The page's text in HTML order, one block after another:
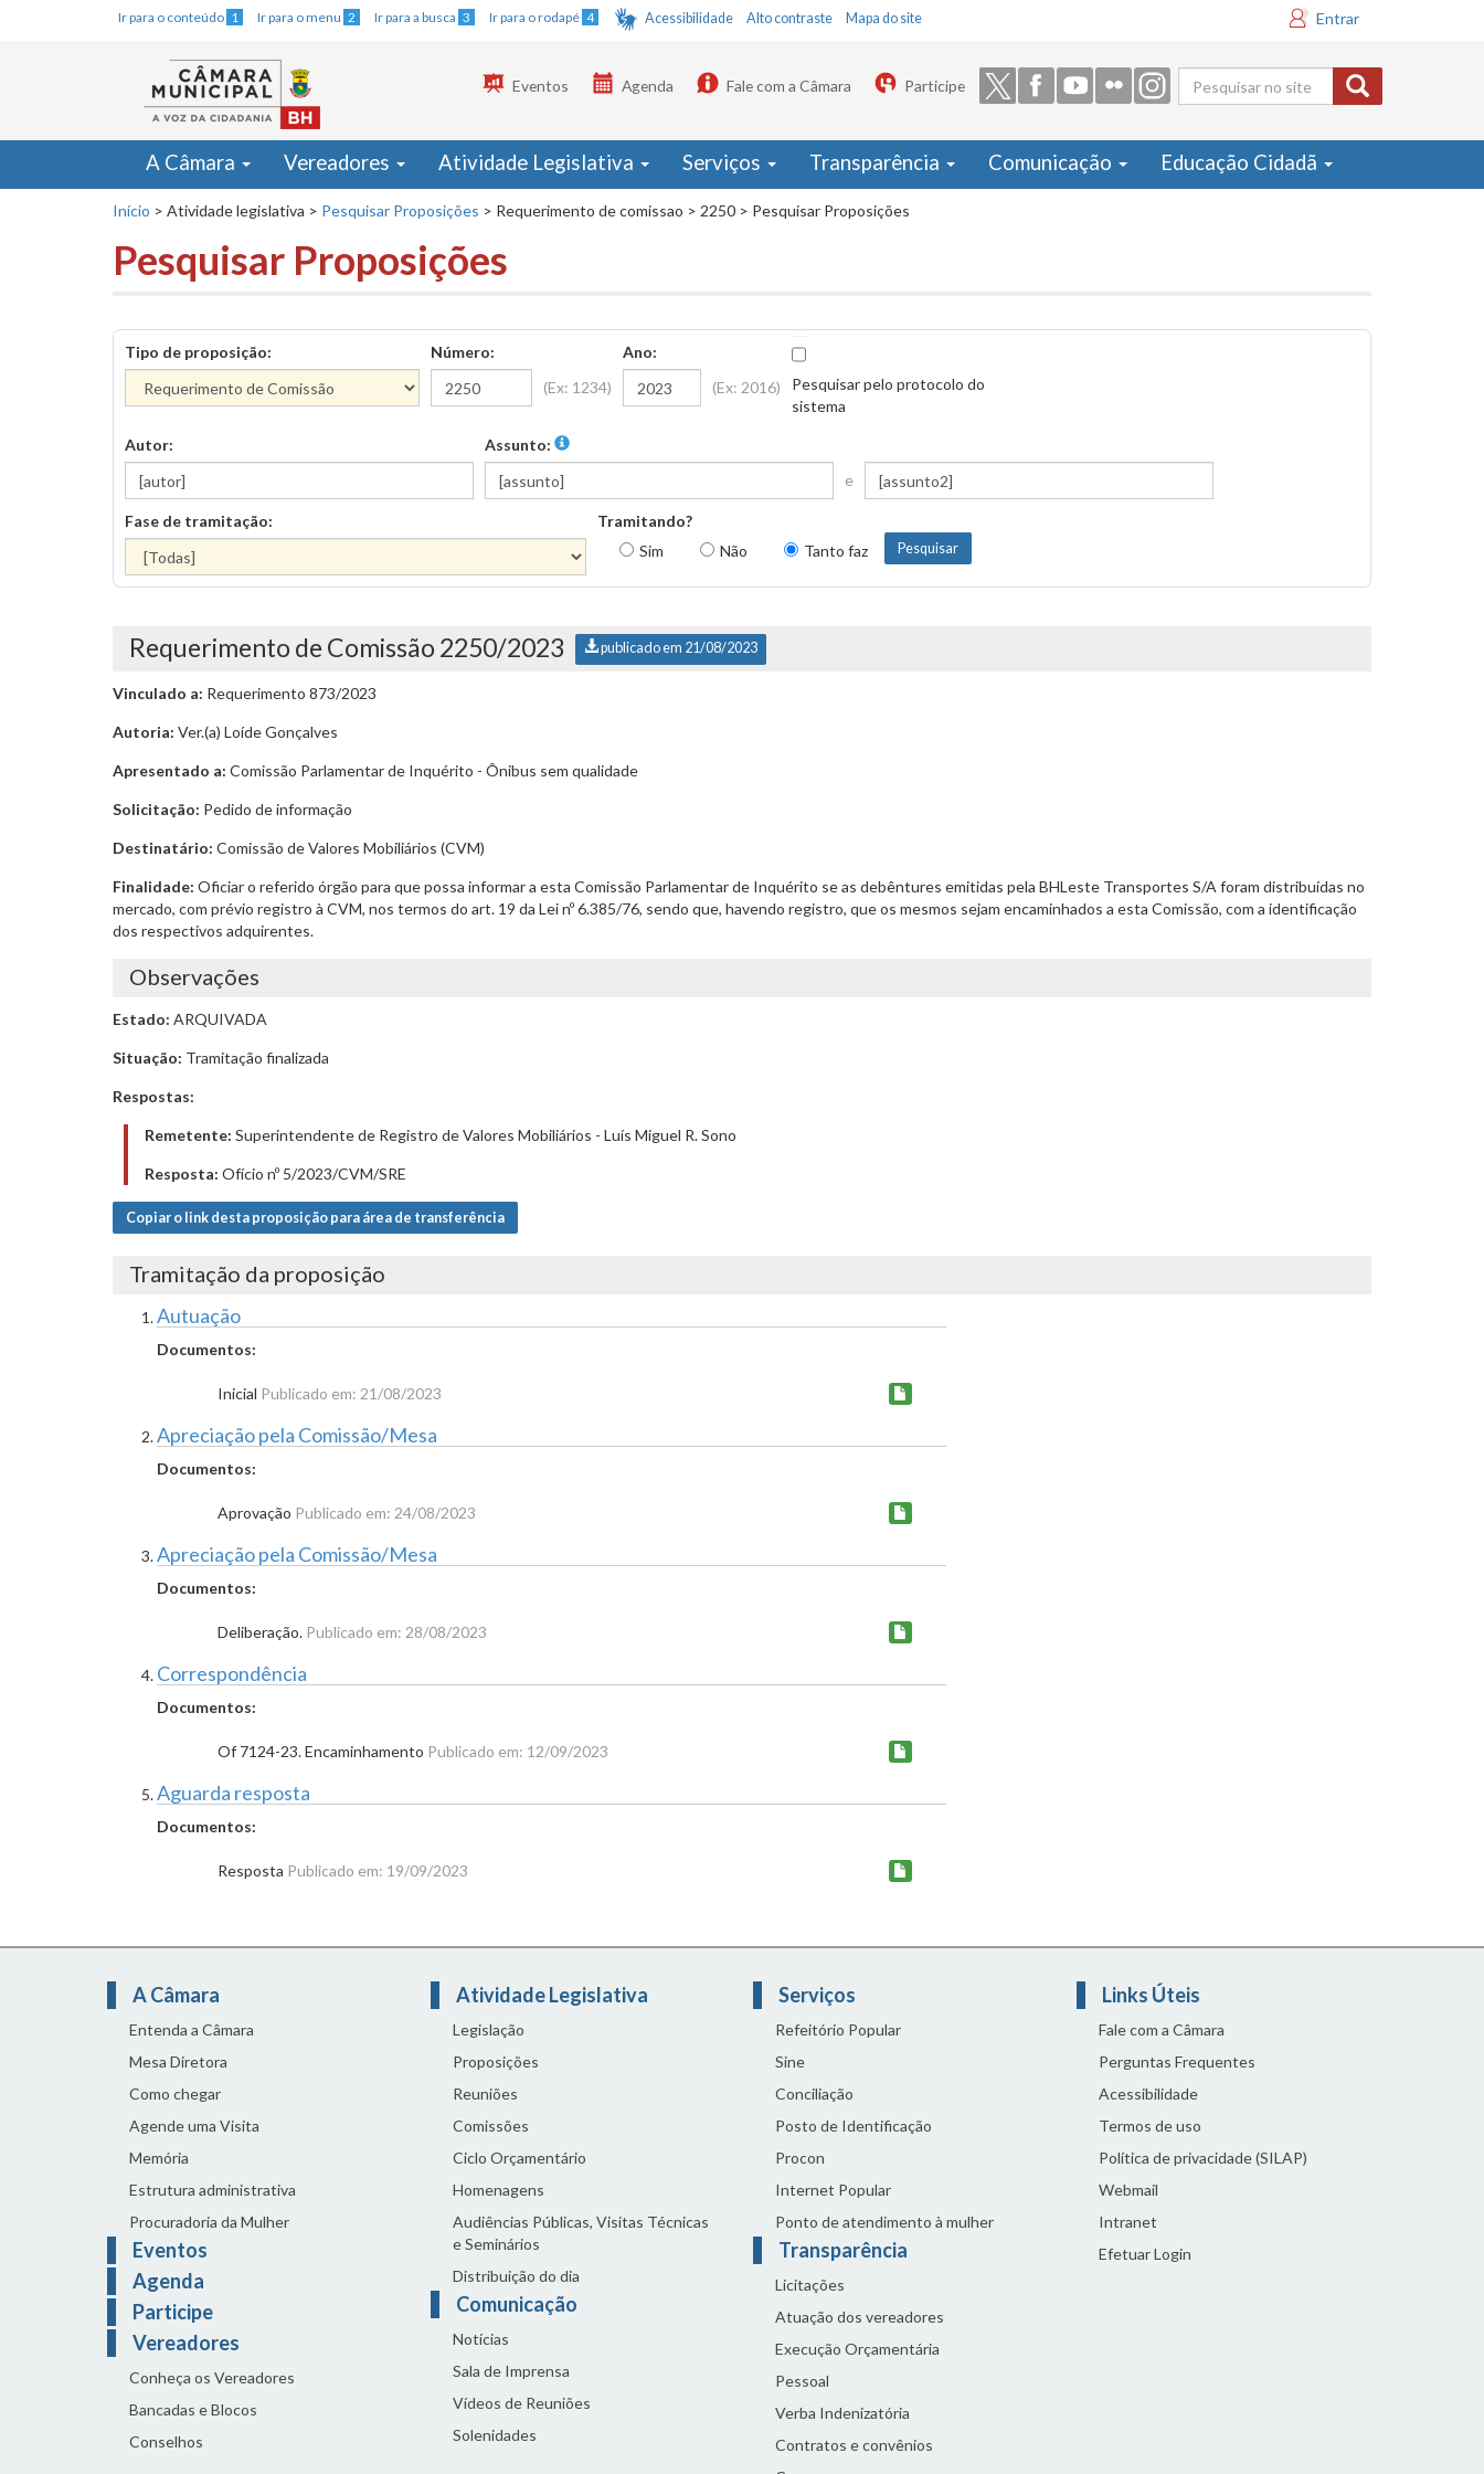
Ir para o conteúdo 1 Ir para o menu 2 Ir para a busca 3 Ir para o rodapé 4 Acessibilidade Alto contraste Mapa do site Entrar
Formulário
de busca
Eventos Agenda Fale com a Câmara Participe
A Câmara Vereadores Atividade Legislativa Serviços Transparência Comunicação Educação Cidadã
Início > Atividade legislativa > Pesquisar Proposições > Requerimento de comissao > 2250 > Pesquisar Proposições
Pesquisar Proposições
Tipo de proposição:
Número:
(Ex: 1234)
Ano:
(Ex: 2016)
Pesquisar pelo protocolo do
sistema
Autor:
Assunto:
e
Fase de tramitação:
Tramitando?
Sim
Não Tanto faz
Requerimento de Comissão 2250/2023 publicado em 21/08/2023
Vinculado a: Requerimento 873/2023
Autoria: Ver.(a) Loíde Gonçalves
Apresentado a: Comissão Parlamentar de Inquérito - Ônibus sem qualidade
Solicitação: Pedido de informação
Destinatário: Comissão de Valores Mobiliários (CVM)
Finalidade: Oficiar o referido órgão para que possa informar a esta Comissão Parlamentar de Inquérito se as debêntures emitidas pela BHLeste Transportes S/A foram distribuídas no
mercado, com prévio registro à CVM, nos termos do art. 19 da Lei nº 6.385/76, sendo que, havendo registro, que os mesmos sejam encaminhados a esta Comissão, com a identificação
dos respectivos adquirentes.
Observações
Estado: ARQUIVADA
Situação: Tramitação finalizada
Respostas:
Remetente: Superintendente de Registro de Valores Mobiliários - Luís Miguel R. Sono
Resposta: Ofício nº 5/2023/CVM/SRE
Copiar o link desta proposição para área de transferência
Tramitação da proposição
Autuação
Documentos:
Inicial Publicado em: 21/08/2023
Apreciação pela Comissão/Mesa
Documentos:
Aprovação Publicado em: 24/08/2023
Apreciação pela Comissão/Mesa
Documentos:
Deliberação. Publicado em: 28/08/2023
Correspondência
Documentos:
Of 7124-23. Encaminhamento Publicado em: 12/09/2023
Aguarda resposta
Documentos:
Resposta Publicado em: 19/09/2023
A Câmara
Entenda a Câmara
Mesa Diretora
Como chegar
Agende uma Visita
Memória
Estrutura administrativa
Procuradoria da Mulher
Eventos
Agenda
Participe
Vereadores
Conheça os Vereadores
Bancadas e Blocos
Conselhos
Atividade Legislativa
Legislação
Proposições
Reuniões
Comissões
Ciclo Orçamentário
Homenagens
Audiências Públicas, Visitas Técnicas
e Seminários
Distribuição do dia
Comunicação
Notícias
Sala de Imprensa
Vídeos de Reuniões
Solenidades
Serviços
Refeitório Popular
Sine
Conciliação
Posto de Identificação
Procon
Internet Popular
Ponto de atendimento à mulher
Transparência
Licitações
Atuação dos vereadores
Execução Orçamentária
Pessoal
Verba Indenizatória
Contratos e convênios
Links Úteis
Fale com a Câmara
Perguntas Frequentes
Acessibilidade
Termos de uso
Política de privacidade (SILAP)
Webmail
Intranet
Efetuar Login